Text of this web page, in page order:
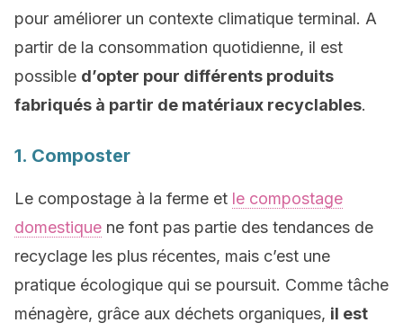
pour améliorer un contexte climatique terminal. A
partir de la consommation quotidienne, il est
possible d’opter pour différents produits
fabriqués à partir de matériaux recyclables.
1. Composter
Le compostage à la ferme et le compostage
domestique ne font pas partie des tendances de
recyclage les plus récentes, mais c’est une
pratique écologique qui se poursuit. Comme tâche
ménagère, grâce aux déchets organiques, il est